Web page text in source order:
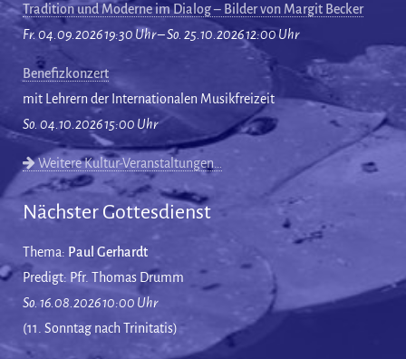
Tradition und Moderne im Dialog – Bilder von Margit Becker
Fr. 04.09.2026 19:30 Uhr – So. 25.10.2026 12:00 Uhr
Benefizkonzert
mit Lehrern der Internationalen Musikfreizeit
So. 04.10.2026 15:00 Uhr
Weitere Kultur-Veranstaltungen…
Nächster Gottesdienst
Thema: Paul Gerhardt
Predigt: Pfr. Thomas Drumm
So. 16.08.2026 10:00 Uhr
(11. Sonntag nach Trinitatis)